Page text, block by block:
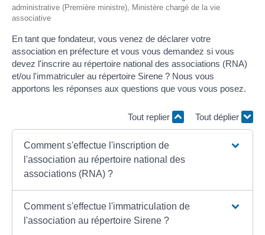
administrative (Première ministre), Ministère chargé de la vie
associative
En tant que fondateur, vous venez de déclarer votre
association en préfecture et vous vous demandez si vous
devez l'inscrire au répertoire national des associations (RNA)
et/ou l'immatriculer au répertoire Sirene ? Nous vous
apportons les réponses aux questions que vous vous posez.
Tout replier Tout déplier
Comment s'effectue l'inscription de
l'association au répertoire national des
associations (RNA) ?
Comment s'effectue l'immatriculation de
l'association au répertoire Sirene ?